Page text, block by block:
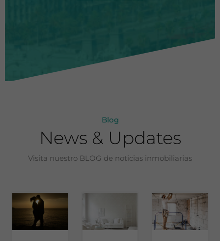
Blog
News & Updates
Visita nuestro BLOG de noticias inmobiliarias